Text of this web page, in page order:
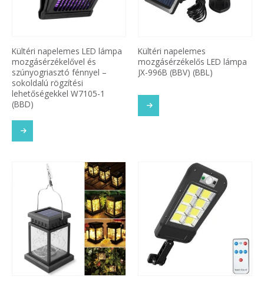
Kültéri napelemes LED lámpa
mozgásérzékelővel és
szúnyogriasztó fénnyel –
sokoldalú rögzítési
lehetőségekkel W7105-1
(BBD)
Kültéri napelemes
mozgásérzékelős LED lámpa
JX-996B (BBV) (BBL)